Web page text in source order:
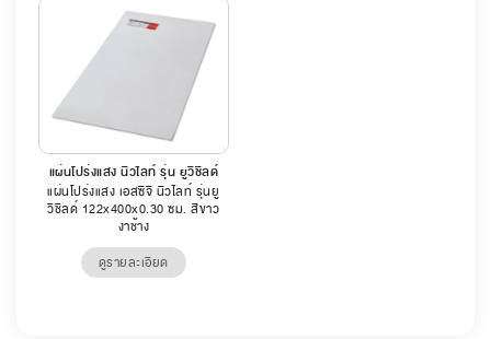
แผ่นโปร่งแสง นิวไลท์ รุ่น ยูวีชิลด์
แผ่นโปร่งแสง เอสซีจี นิวไลท์ รุ่นยู
วีชิลด์ 122x400x0.30 ซม. สีขาว
งาช้าง
ดูรายละเอียด